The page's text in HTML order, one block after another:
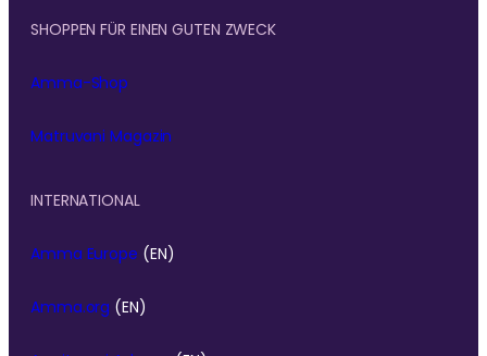
SHOPPEN FÜR EINEN GUTEN ZWECK
Amma-Shop
Matruvani Magazin
INTERNATIONAL
Amma Europe (EN)
Amma.org (EN)